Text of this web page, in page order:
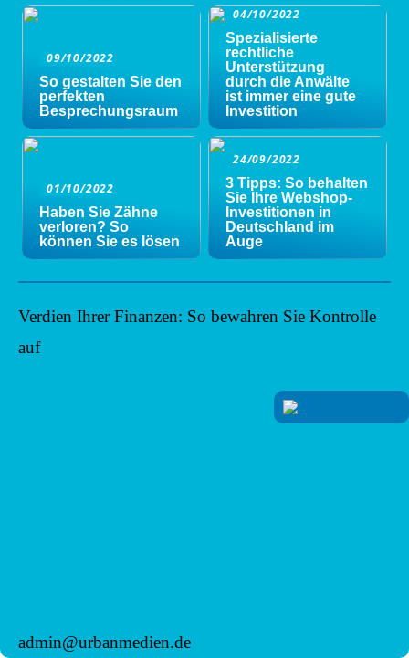
09/10/2022
So gestalten Sie den
perfekten
Besprechungsraum
04/10/2022
Spezialisierte
rechtliche
Unterstützung
durch die Anwälte
ist immer eine gute
Investition
01/10/2022
Haben Sie Zähne
verloren? So
können Sie es lösen
24/09/2022
3 Tipps: So behalten
Sie Ihre Webshop-
Investitionen in
Deutschland im
Auge
Verdien Ihrer Finanzen: So bewahren Sie Kontrolle
auf
admin@urbanmedien.de